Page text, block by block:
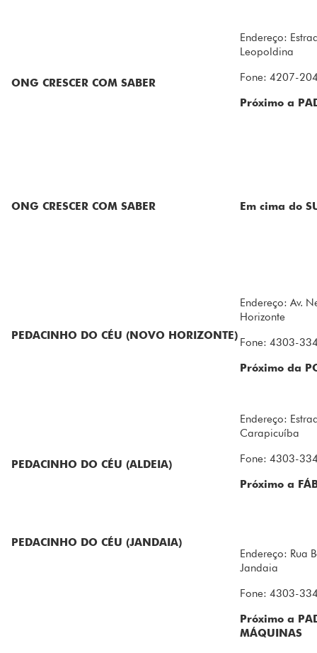
ONG CRESCER COM SABER
Endereço:
Leopoldina
Fone: 4207-
Próximo a
ONG CRESCER COM SABER Em cima do
PEDACINHO DO CÉU (NOVO HORIZONTE)
Endereço: Av.
Horizonte
Fone: 4303-
Próximo da
PEDACINHO DO CÉU (ALDEIA)
Endereço:
Carapicuíba
Fone: 4303-
Próximo a
PEDACINHO DO CÉU (JANDAIA)
Endereço: Rua
Jandaia
Fone: 4303-
Próximo a
MÁQUINAS